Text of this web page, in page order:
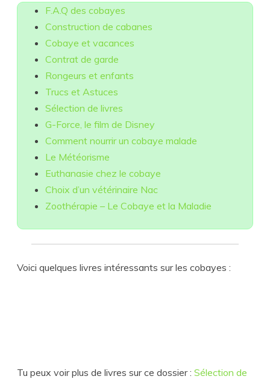
F.A.Q des cobayes
Construction de cabanes
Cobaye et vacances
Contrat de garde
Rongeurs et enfants
Trucs et Astuces
Sélection de livres
G-Force, le film de Disney
Comment nourrir un cobaye malade
Le Météorisme
Euthanasie chez le cobaye
Choix d’un vétérinaire Nac
Zoothérapie – Le Cobaye et la Maladie
Voici quelques livres intéressants sur les cobayes :
Tu peux voir plus de livres sur ce dossier : Sélection de